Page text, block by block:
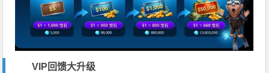
VIP回馈大升级